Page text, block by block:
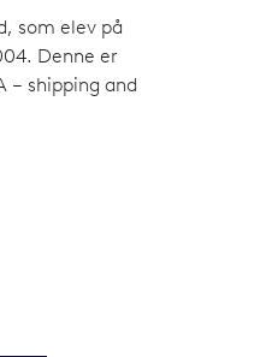
som elev på
Denne er
– shipping and